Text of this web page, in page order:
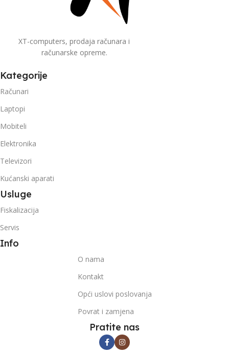
XT-computers, prodaja računara i
računarske opreme.
Kategorije
Računari
Laptopi
Mobiteli
Elektronika
Televizori
Kućanski aparati
Usluge
Fiskalizacija
Servis
Info
O nama
Kontakt
Opći uslovi poslovanja
Povrat i zamjena
Pratite nas